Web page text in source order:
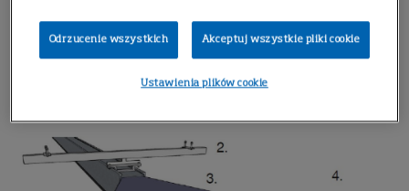
Odrzucenie wszystkich Akceptuj wszystkie pliki cookie
Ustawienia plików cookie